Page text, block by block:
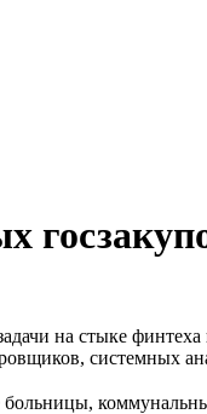
на стыке
системных